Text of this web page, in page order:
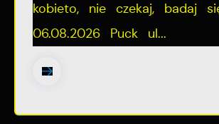
kobieto, nie czekaj, badaj
06.08.2026 Puck ul...